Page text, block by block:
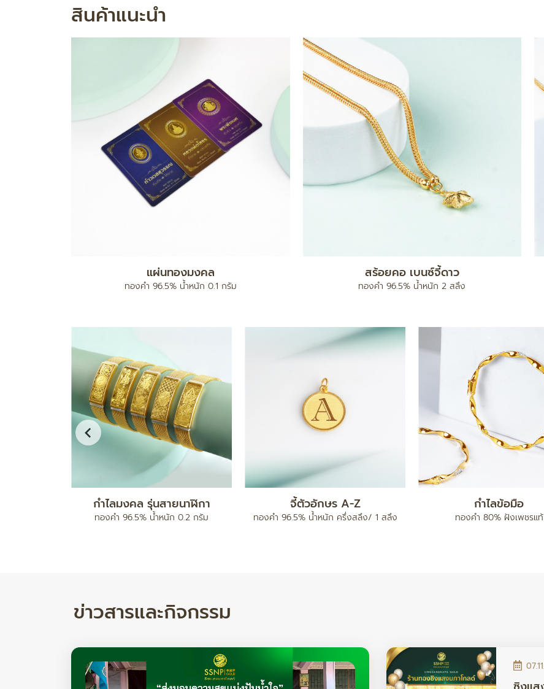
สินค้าแนะนำ
แผ่นทองมงคล
ทองคำ 96.5% น้ำหนัก 0.1 กรัม
สร้อยคอ เบนซ์จี้ดาว
ทองคำ 96.5% น้ำหนัก 2 สลึง
สร้อยข้อมือ เบนซ์มีนาปะคำจี้หัวใจ
ทองคำ 96.5% น้ำหนัก 2 สลึง
แหวน เต่าไป๊
ทองคำ 96.5% น้ำหนัก ครึ่งสลึง / 1 สลึง /
ทองคำแท่ง 5 บาท
ทองคำ 96.5% น้ำหนัก 5 บา
ข่าวสารและกิจกรรม